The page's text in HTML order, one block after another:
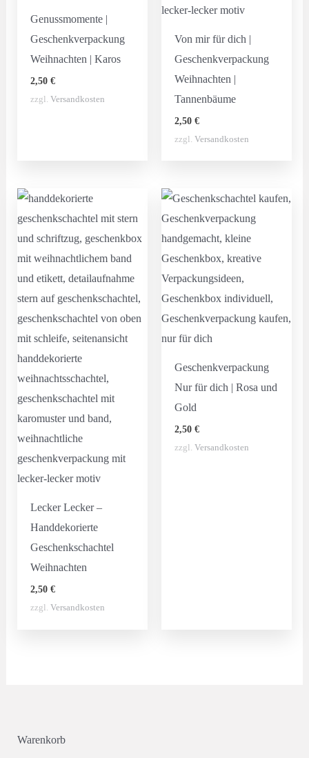
Genussmomente |
Geschenkverpackung
Weihnachten | Karos
2,50 €
zzgl. Versandkosten
Von mir für dich |
Geschenkverpackung
Weihnachten |
Tannenbäume
2,50€
zzgl.Versandkosten
Lecker Lecker –
Handdekorierte
Geschenkschachtel
Weihnachten
2,50 €
zzgl. Versandkosten
Geschenkverpackung
Nur für dich | Rosa und
Gold
2,50€
zzgl.Versandkosten
Warenkorb